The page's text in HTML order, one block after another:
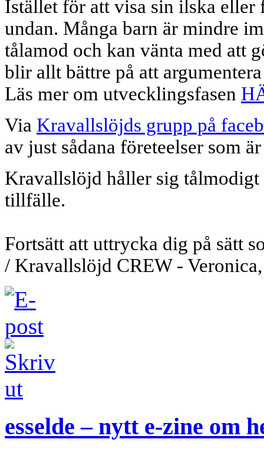
Istället för att visa sin ilska eller
undan. Många barn är mindre
tålamod och kan vänta med att
blir allt bättre på att
Läs mer om utvecklingsfasen
Via Kravallslöjds grupp på
av just sådana företeelser som
Kravallslöjd håller sig
tillfälle.
Fortsätt att uttrycka dig på sätt
/ Kravallslöjd CREW -
esselde – nytt e-zine om